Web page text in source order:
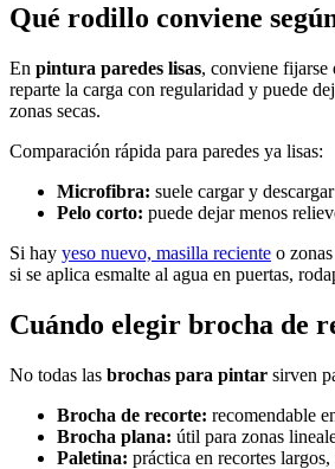
Qué rodillo conviene
En pintura paredes lisas, conviene fijarse
reparte la carga con regularidad y puede
zonas secas.
Comparación rápida para paredes ya lisas:
Microfibra: suele cargar y
Pelo corto: puede dejar menos
Si hay yeso nuevo, masilla reciente o
si se aplica esmalte al agua en puertas,
Cuándo elegir brocha de
No todas las brochas para pintar sirven
Brocha de recorte: recomendable
Brocha plana: útil para zonas
Paletina: práctica en recortes